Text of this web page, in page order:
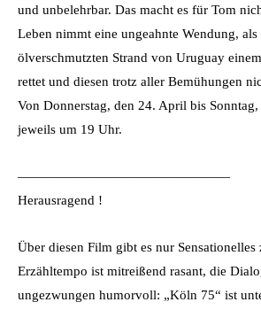
und unbelehrbar. Das macht es für Tom
Leben nimmt eine ungeahnte Wendung, als
ölverschmutzten Strand von Uruguay
rettet und diesen trotz aller Bemühungen
Von Donnerstag, den 24. April bis
jeweils um 19 Uhr.
————————————————
Herausragend !
Über diesen Film gibt es nur Sensationelles
Erzähltempo ist mitreißend rasant, die
ungezwungen humorvoll: „Köln 75“ ist